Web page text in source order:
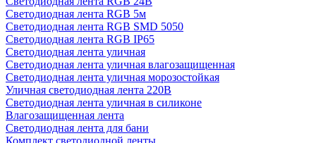
Светодиодная лента RGB 5м
Светодиодная лента RGB SMD 5050
Светодиодная лента RGB IP65
Светодиодная лента уличная
Светодиодная лента уличная влагозащищенная
Светодиодная лента уличная морозостойкая
Уличная светодиодная лента 220В
Светодиодная лента уличная в силиконе
Влагозащищенная лента
Светодиодная лента для бани
Комплект светодиодной ленты